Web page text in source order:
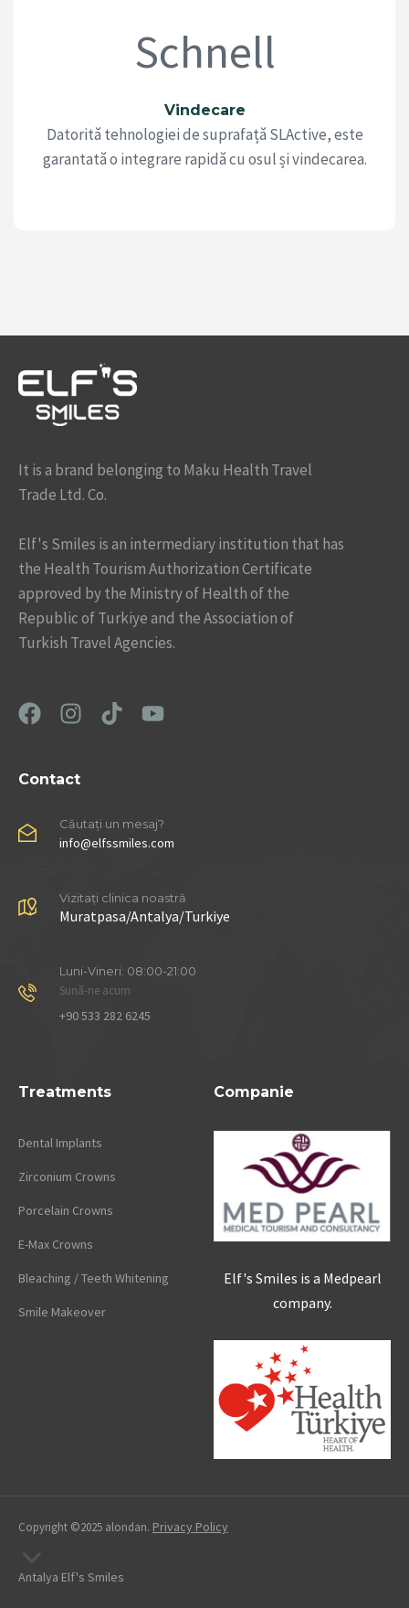
Schnell
Vindecare
Datorită tehnologiei de suprafață SLActive, este
garantată o integrare rapidă cu osul și vindecarea.
It is a brand belonging to Maku Health Travel
Trade Ltd. Co.
Elf's Smiles is an intermediary institution that has
the Health Tourism Authorization Certificate
approved by the Ministry of Health of the
Republic of Turkiye and the Association of
Turkish Travel Agencies.
Contact
Căutați un mesaj?
info@elfssmiles.com
Vizitați clinica noastră
Muratpasa/Antalya/Turkiye
Luni-Vineri: 08:00-21:00
Sună-ne acum
+90 533 282 6245
Treatments
Dental Implants
Zirconium Crowns
Porcelain Crowns
E-Max Crowns
Bleaching / Teeth Whitening
Smile Makeover
Companie
Elf's Smiles is a Medpearl
company.
Copyright ©2025 alondan. Privacy Policy
Antalya Elf's Smiles